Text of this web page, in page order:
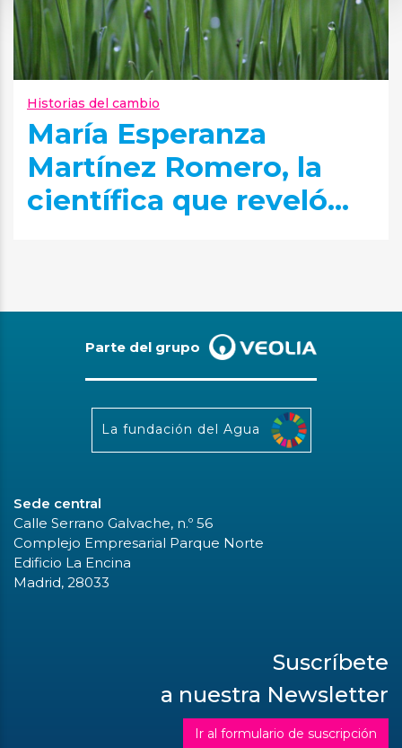
Historias del cambio
María Esperanza
Martínez Romero, la
científica que reveló...
Parte del grupo
La fundación del Agua
Sede central
Calle Serrano Galvache, n.º 56
Complejo Empresarial Parque Norte
Edificio La Encina
Madrid, 28033
Suscríbete
a nuestra Newsletter
Ir al formulario de suscripción